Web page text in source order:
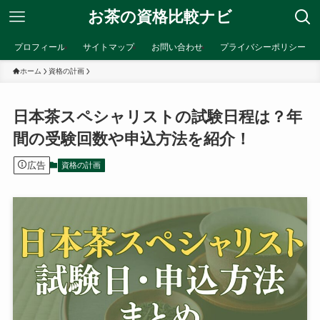
お茶の資格比較ナビ
プロフィール サイトマップ お問い合わせ プライバシーポリシー
ホーム 資格の計画
日本茶スペシャリストの試験日程は？年
間の受験回数や申込方法を紹介！
広告 資格の計画